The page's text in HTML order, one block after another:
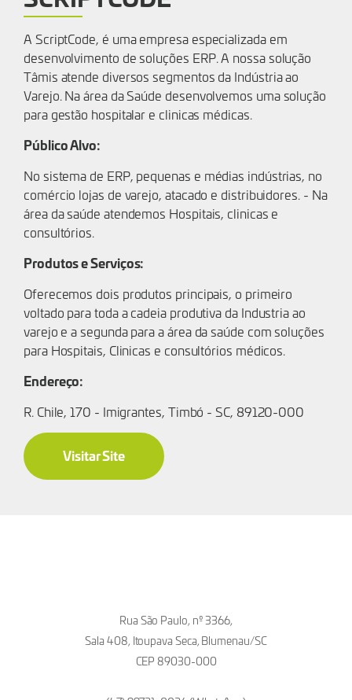
A ScriptCode, é uma empresa especializada em
desenvolvimento de soluções ERP. A nossa solução
Tâmis atende diversos segmentos da Indústria ao
Varejo. Na área da Saúde desenvolvemos uma solução
para gestão hospitalar e clinicas médicas.
Público Alvo:
No sistema de ERP, pequenas e médias indústrias, no
comércio lojas de varejo, atacado e distribuidores. - Na
área da saúde atendemos Hospitais, clinicas e
consultórios.
Produtos e Serviços:
Oferecemos dois produtos principais, o primeiro
voltado para toda a cadeia produtiva da Industria ao
varejo e a segunda para a área da saúde com soluções
para Hospitais, Clinicas e consultórios médicos.
Endereço:
R. Chile, 170 - Imigrantes, Timbó - SC, 89120-000
Visitar Site
Rua São Paulo, nº 3366,
Sala 408, Itoupava Seca, Blumenau/SC
CEP 89030-000